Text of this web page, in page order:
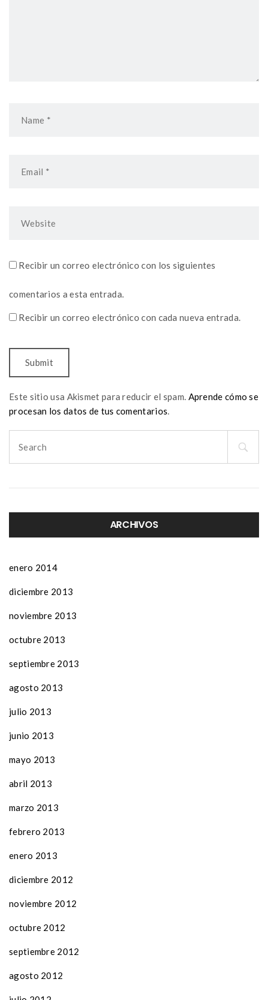
Recibir un correo electrónico con los siguientes
comentarios a esta entrada.
Recibir un correo electrónico con cada nueva entrada.
Este sitio usa Akismet para reducir el spam. Aprende cómo se
procesan los datos de tus comentarios
for:
ARCHIVOS
enero 2014
diciembre 2013
noviembre 2013
octubre 2013
septiembre 2013
agosto 2013
julio 2013
junio 2013
mayo 2013
abril 2013
marzo 2013
febrero 2013
enero 2013
diciembre 2012
noviembre 2012
octubre 2012
septiembre 2012
agosto 2012